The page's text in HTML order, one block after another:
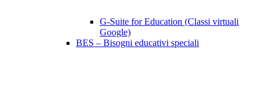
G-Suite for Education (Classi virtuali
Google)
BES – Bisogni educativi speciali